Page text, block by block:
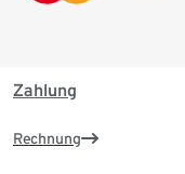
Zahlung
Rechnung